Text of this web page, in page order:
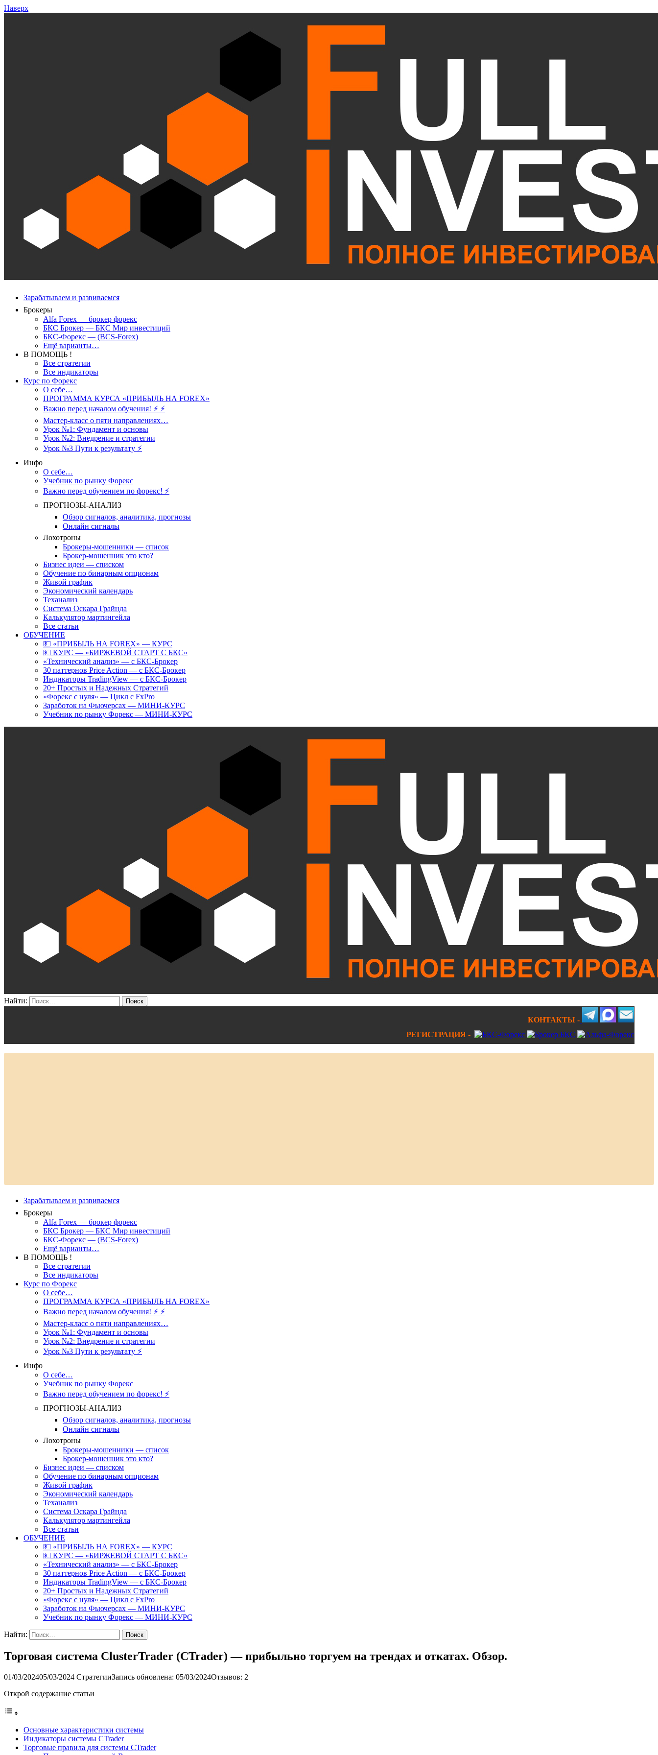
Наверх
Зарабатываем и развиваемся
Брокеры
Alfa Forex — брокер форекс
БКС Брокер — БКС Мир инвестиций
БКС-Форекс — (BCS-Forex)
Ещё варианты…
В ПОМОЩЬ !
Все стратегии
Все индикаторы
Курс по Форекс
О себе…
ПРОГРАММА КУРСА «ПРИБЫЛЬ НА FOREX»
Важно перед началом обучения! ⚡ ⚡
Мастер-класс о пяти направлениях…
Урок №1: Фундамент и основы
Урок №2: Внедрение и стратегии
Урок №3 Пути к результату ⚡️
Инфо
О себе…
Учебник по рынку Форекс
Важно перед обучением по форекс! ⚡
ПРОГНОЗЫ-АНАЛИЗ
Обзор сигналов, аналитика, прогнозы
Онлайн сигналы
Лохотроны
Брокеры-мошенники — список
Брокер-мошенник это кто?
Бизнес идеи — списком
Обучение по бинарным опционам
Живой график
Экономический календарь
Теханализ
Система Оскара Грайнда
Калькулятор мартингейла
Все статьи
ОБУЧЕНИЕ
💵 «ПРИБЫЛЬ НА FOREX» — КУРС
💵 КУРС — «БИРЖЕВОЙ СТАРТ С БКС»
«Технический анализ» — с БКС-Брокер
30 паттернов Price Action — с БКС-Брокер
Индикаторы TradingView — с БКС-Брокер
20+ Простых и Надежных Стратегий
«Форекс с нуля» — Цикл с FxPro
Заработок на Фьючерсах — МИНИ-КУРС
Учебник по рынку Форекс — МИНИ-КУРС
Найти:
КОНТАКТЫ -
РЕГИСТРАЦИЯ -
Зарабатываем и развиваемся
Брокеры
Alfa Forex — брокер форекс
БКС Брокер — БКС Мир инвестиций
БКС-Форекс — (BCS-Forex)
Ещё варианты…
В ПОМОЩЬ !
Все стратегии
Все индикаторы
Курс по Форекс
О себе…
ПРОГРАММА КУРСА «ПРИБЫЛЬ НА FOREX»
Важно перед началом обучения! ⚡ ⚡
Мастер-класс о пяти направлениях…
Урок №1: Фундамент и основы
Урок №2: Внедрение и стратегии
Урок №3 Пути к результату ⚡️
Инфо
О себе…
Учебник по рынку Форекс
Важно перед обучением по форекс! ⚡
ПРОГНОЗЫ-АНАЛИЗ
Обзор сигналов, аналитика, прогнозы
Онлайн сигналы
Лохотроны
Брокеры-мошенники — список
Брокер-мошенник это кто?
Бизнес идеи — списком
Обучение по бинарным опционам
Живой график
Экономический календарь
Теханализ
Система Оскара Грайнда
Калькулятор мартингейла
Все статьи
ОБУЧЕНИЕ
💵 «ПРИБЫЛЬ НА FOREX» — КУРС
💵 КУРС — «БИРЖЕВОЙ СТАРТ С БКС»
«Технический анализ» — с БКС-Брокер
30 паттернов Price Action — с БКС-Брокер
Индикаторы TradingView — с БКС-Брокер
20+ Простых и Надежных Стратегий
«Форекс с нуля» — Цикл с FxPro
Заработок на Фьючерсах — МИНИ-КУРС
Учебник по рынку Форекс — МИНИ-КУРС
Найти:
Торговая система ClusterTrader (CTrader) — прибыльно торгуем на трендах и откатах. Обзор.
01/03/202405/03/2024 СтратегииЗапись обновлена: 05/03/2024Отзывов: 2
Открой содержание статьи
Основные характеристики системы
Индикаторы системы CTrader
Торговые правила для системы CTrader